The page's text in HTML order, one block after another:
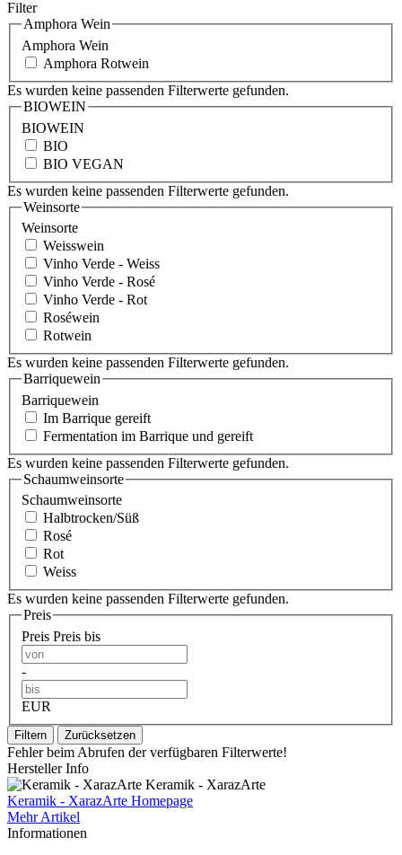
Filter
Amphora Wein
Amphora Wein
Amphora Rotwein
Es wurden keine passenden Filterwerte gefunden.
BIOWEIN
BIOWEIN
BIO
BIO VEGAN
Es wurden keine passenden Filterwerte gefunden.
Weinsorte
Weinsorte
Weisswein
Vinho Verde - Weiss
Vinho Verde - Rosé
Vinho Verde - Rot
Roséwein
Rotwein
Es wurden keine passenden Filterwerte gefunden.
Barriquewein
Barriquewein
Im Barrique gereift
Fermentation im Barrique und gereift
Es wurden keine passenden Filterwerte gefunden.
Schaumweinsorte
Schaumweinsorte
Halbtrocken/Süß
Rosé
Rot
Weiss
Es wurden keine passenden Filterwerte gefunden.
Preis
Preis Preis bis
-
EUR
Filtern Zurücksetzen
Fehler beim Abrufen der verfügbaren Filterwerte!
Hersteller Info
Keramik - XarazArte
Keramik - XarazArte Homepage
Mehr Artikel
Informationen